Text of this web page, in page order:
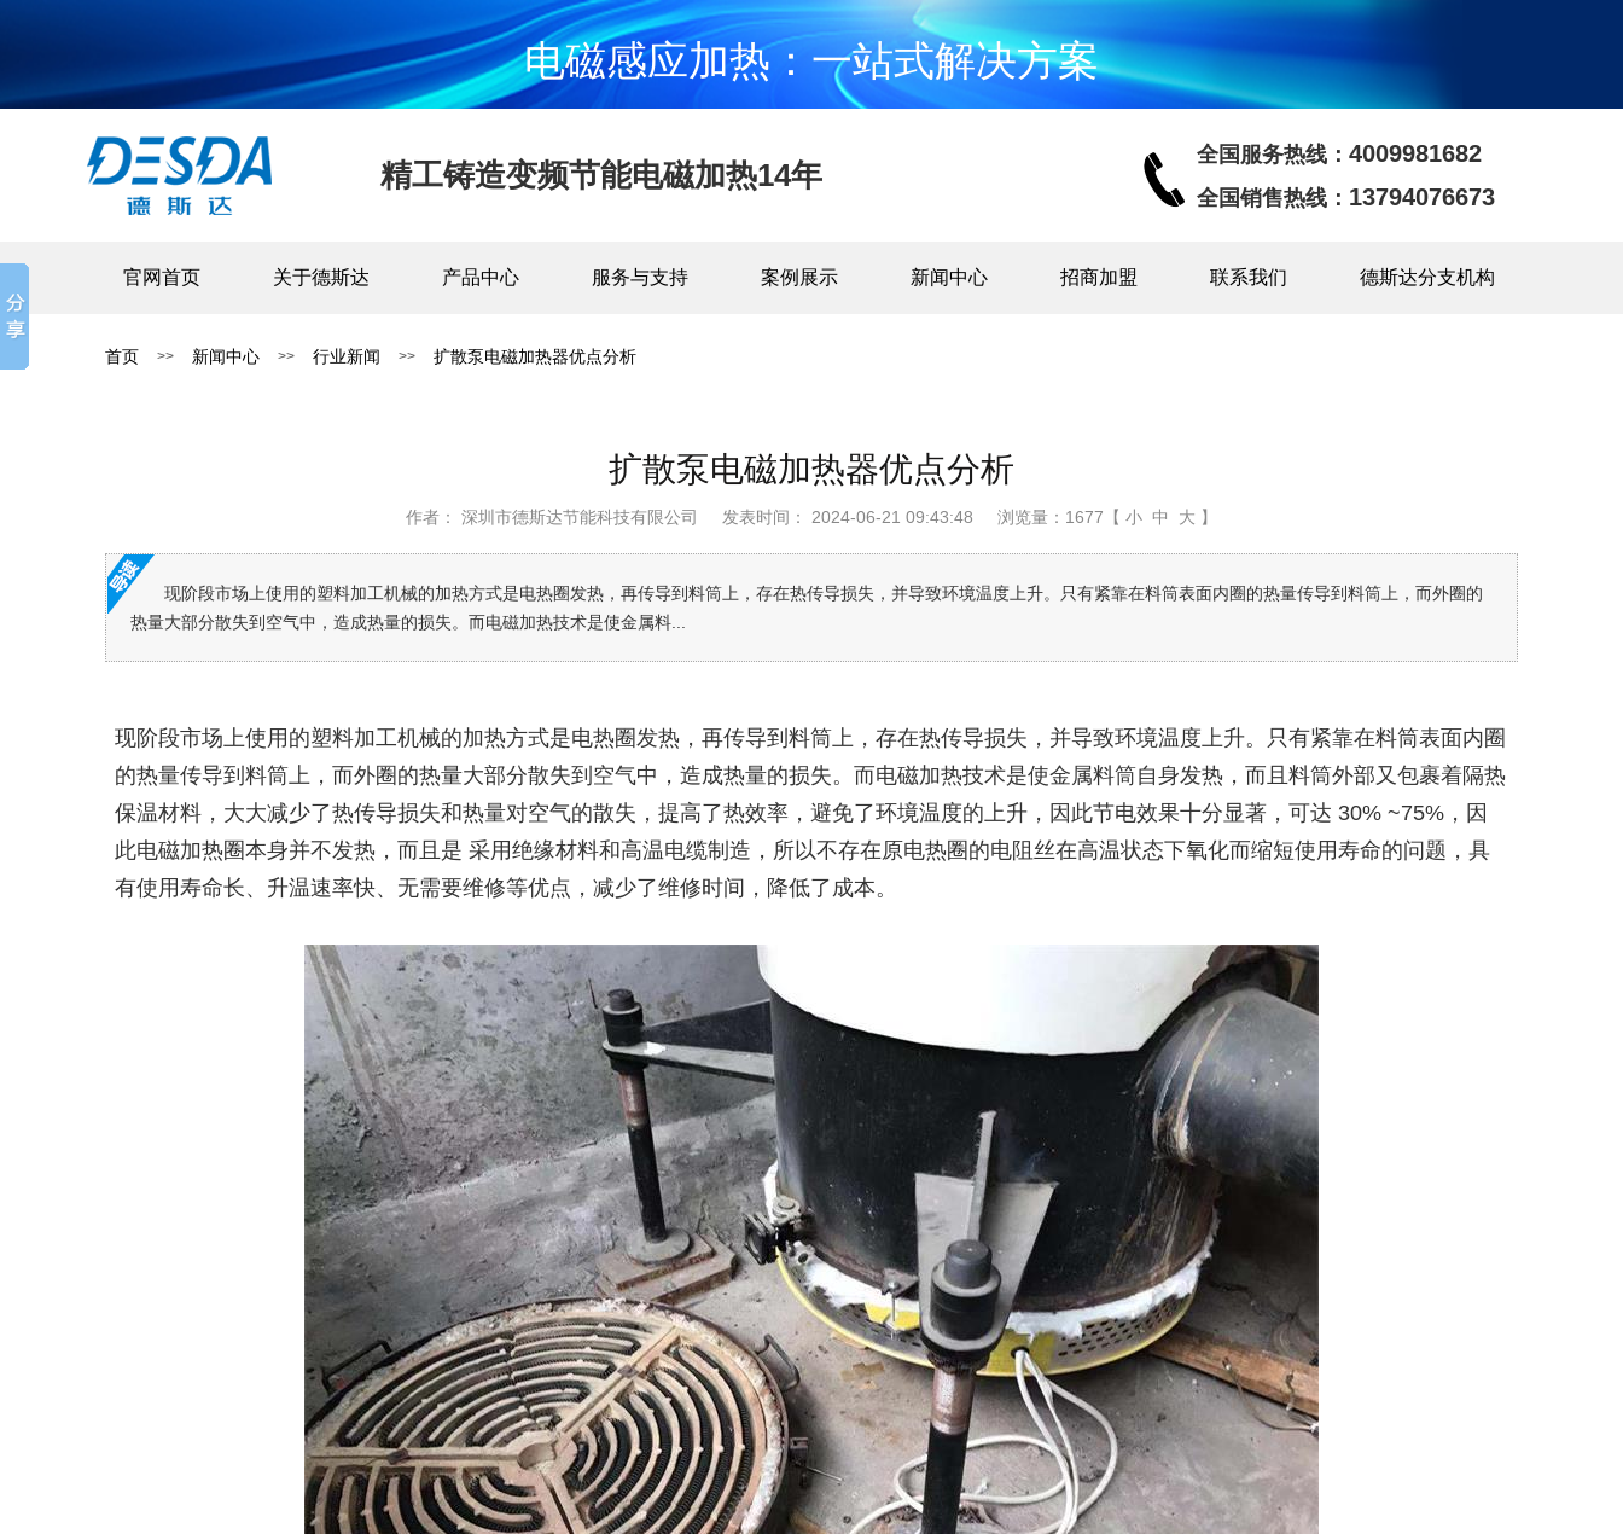
电磁感应加热：一站式解决方案
精工铸造变频节能电磁加热14年
全国服务热线： 4009981682
全国销售热线： 13794076673
官网首页 关于德斯达 产品中心 服务与支持 案例展示 新闻中心 招商加盟 联系我们 德斯达分支机构
首页 >> 新闻中心 >> 行业新闻 >> 扩散泵电磁加热器优点分析
扩散泵电磁加热器优点分析
作者： 深圳市德斯达节能科技有限公司 发表时间： 2024-06-21 09:43:48 浏览量：1677【 小 中 大 】
现阶段市场上使用的塑料加工机械的加热方式是电热圈发热，再传导到料筒上，存在热传导损失，并导致环境温度上升。只有紧靠在料筒表面内圈的热量传导到料筒上，而外圈的
热量大部分散失到空气中，造成热量的损失。而电磁加热技术是使金属料...
现阶段市场上使用的塑料加工机械的加热方式是电热圈发热，再传导到料筒上，存在热传导损失，并导致环境温度上升。只有紧靠在料筒表面内圈
的热量传导到料筒上，而外圈的热量大部分散失到空气中，造成热量的损失。而电磁加热技术是使金属料筒自身发热，而且料筒外部又包裹着隔热
保温材料，大大减少了热传导损失和热量对空气的散失，提高了热效率，避免了环境温度的上升，因此节电效果十分显著，可达 30% ~75%，因
此电磁加热圈本身并不发热，而且是 采用绝缘材料和高温电缆制造，所以不存在原电热圈的电阻丝在高温状态下氧化而缩短使用寿命的问题，具
有使用寿命长、升温速率快、无需要维修等优点，减少了维修时间，降低了成本。